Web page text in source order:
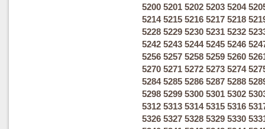
5200 5201 5202 5203 5204
5214 5215 5216 5217 5218
5228 5229 5230 5231 5232
5242 5243 5244 5245 5246
5256 5257 5258 5259 5260
5270 5271 5272 5273 5274
5284 5285 5286 5287 5288
5298 5299 5300 5301 5302
5312 5313 5314 5315 5316
5326 5327 5328 5329 5330